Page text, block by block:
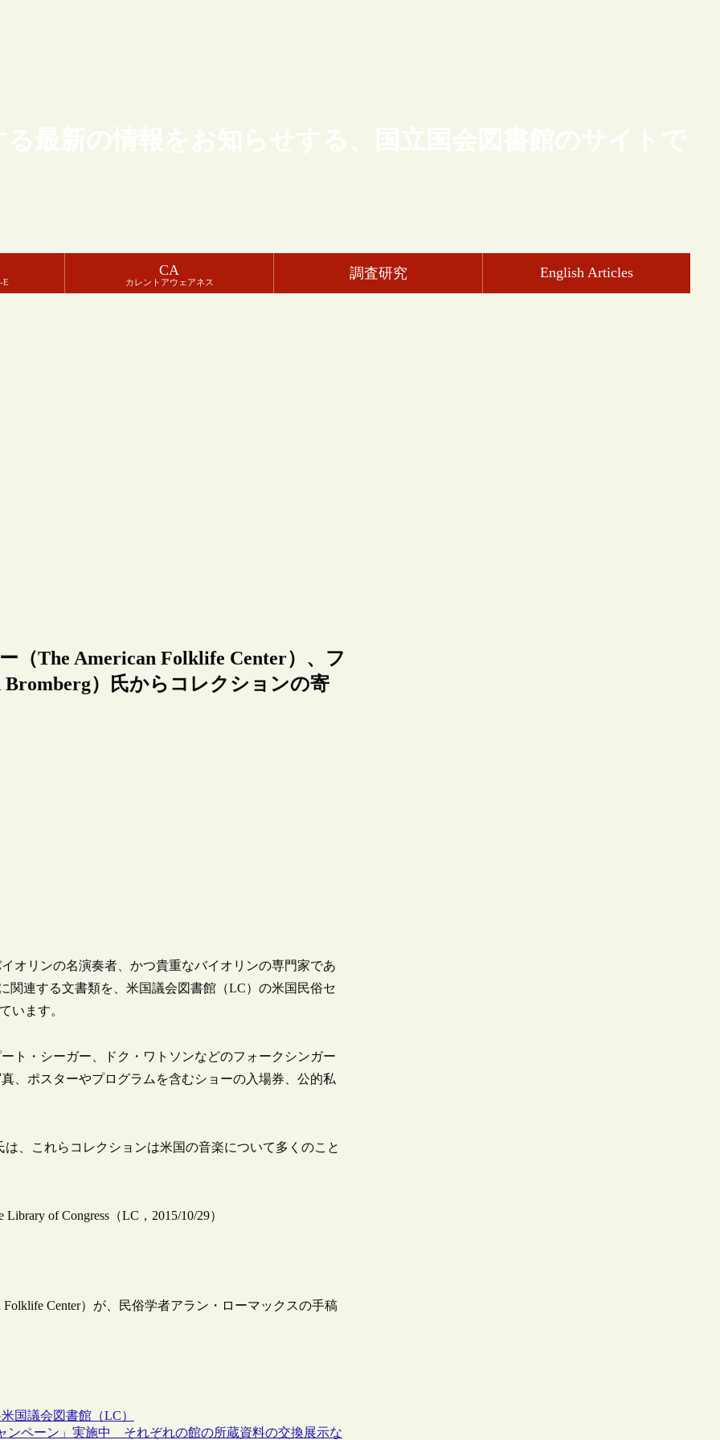
最新の情報をお知らせする、国立国会図書館のサイトで
E
CA
カレントアウェアネス
調査研究 English Articles
（The American Folklife Center）、フ
）氏からコレクションの寄
オリンの名演奏者、かつ貴重なバイオリンの専門家であ
関連する文書類を、米国議会図書館（LC）の米国民俗セ
います。
ト・シーガー、ドク・ワトソンなどのフォークシンガー
、ポスターやプログラムを含むショーの入場券、公的私
は、これらコレクションは米国の音楽について多くのこと
of Congress（LC，2015/10/29）
Center）が、民俗学者アラン・ローマックスの手稿
米国議会図書館（LC）
ンペーン」実施中 それぞれの館の所蔵資料の交換展示な